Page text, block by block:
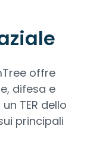
offre
difesa e
TER dello
principali